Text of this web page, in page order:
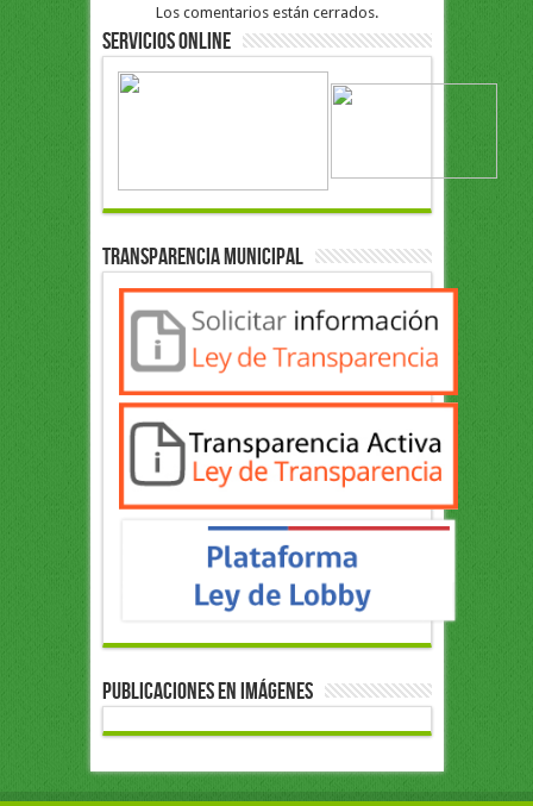
Los comentarios están cerrados.
Servicios Online
Transparencia Municipal
Publicaciones en Imágenes